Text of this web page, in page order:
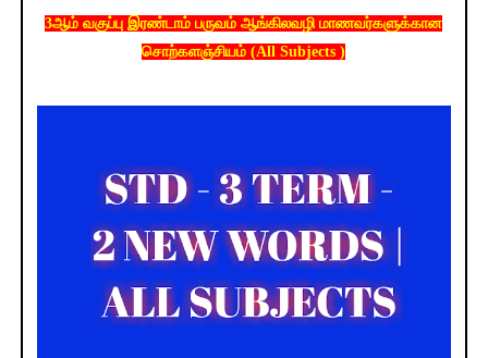
3ஆம் வகுப்பு இரண்டாம் பருவம் ஆங்கிலவழி மாணவர்களுக்கான
சொற்களஞ்சியம் (All Subjects )